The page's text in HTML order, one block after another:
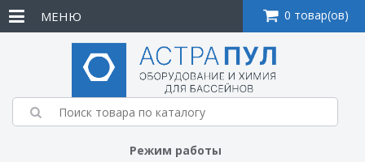
Режим работы
МЕНЮ 0 товар(ов)